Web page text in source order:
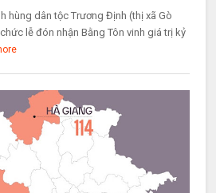
hùng dân tộc Trương Định (thị xã Gò
lễ đón nhận Bằng Tôn vinh giá trị kỷ